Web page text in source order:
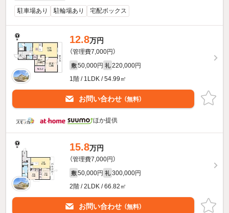
駐車場あり 駐輪場あり 宅配ボックス
12.8万円
（管理費7,000円）
敷 50,000円 礼 220,000円
1階 / 1LDK / 54.99㎡
お問い合わせ （無料）
ほか提供
15.8万円
（管理費7,000円）
敷 50,000円 礼 300,000円
2階 / 2LDK / 66.82㎡
お問い合わせ （無料）